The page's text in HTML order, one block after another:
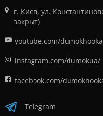
г. Киев, ул.
закрыт)
youtube.com/
instagram.com/dumokua/
facebook.com/
Telegram